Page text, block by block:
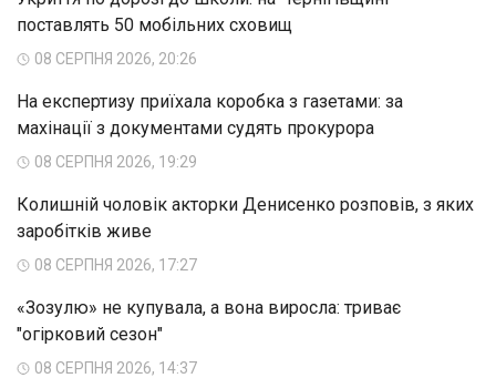
поставлять 50 мобільних сховищ
08 СЕРПНЯ 2026, 20:26
На експертизу приїхала коробка з газетами: за
махінації з документами судять прокурора
08 СЕРПНЯ 2026, 19:29
Колишній чоловік акторки Денисенко розповів, з яких
заробітків живе
08 СЕРПНЯ 2026, 17:27
«Зозулю» не купувала, а вона виросла: триває
"огірковий сезон"
08 СЕРПНЯ 2026, 14:37